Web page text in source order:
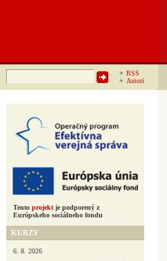
RSS
Autori
Hľadať:
Tento projekt je podporený z
Európskeho sociálneho fondu
KURZY
6. 8. 2026